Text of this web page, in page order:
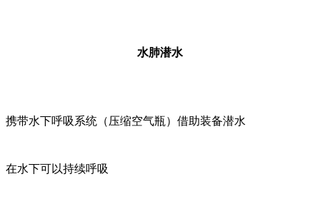
水肺潜水
携带水下呼吸系统（压缩空气瓶）借助装备潜水
在水下可以持续呼吸